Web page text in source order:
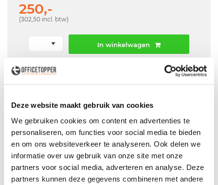
Deze website maakt gebruik van cookies
We gebruiken cookies om content en advertenties te
personaliseren, om functies voor social media te bieden
en om ons websiteverkeer te analyseren. Ook delen we
informatie over uw gebruik van onze site met onze
partners voor social media, adverteren en analyse. Deze
partners kunnen deze gegevens combineren met andere
250,-
(302,50 incl. btw)
In winkelwagen
Offerte aanvraag mogelijk in winkelwagen
in België
Voor zowelParticulieralsZakelijk
Bezorg- en Montageservice